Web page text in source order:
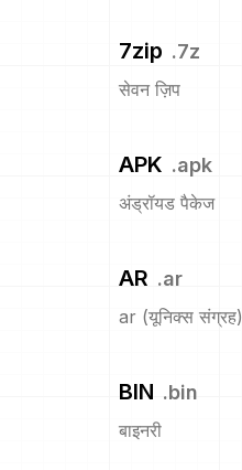
7zip .7z
सेवन ज़िप
APK .apk
अंड्रॉयड पैकेज
AR .ar
ar (यूनिक्स संग्रह)
BIN .bin
बाइनरी